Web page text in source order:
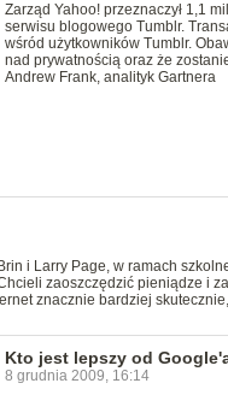
Zarząd Yahoo! przeznaczył 1,1
serwisu blogowego Tumblr.
wśród użytkowników Tumblr.
nad prywatnością oraz że
Andrew Frank, analityk Gartnera
i Larry Page, w ramach
zaoszczędzić pieniądze i
znacznie bardziej
Kto jest lepszy od
8 grudnia 2009, 16:14